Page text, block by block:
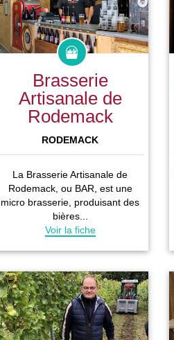
Brasserie
Artisanale de
Rodemack
RODEMACK
La Brasserie Artisanale de
Rodemack, ou BAR, est une
micro brasserie, produisant des
bières...
Voir la fiche